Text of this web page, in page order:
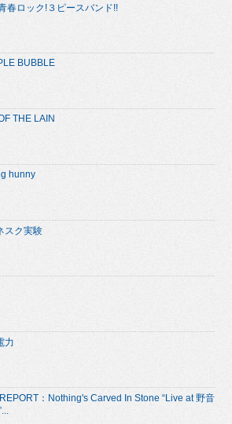
春ロック!３ピースバンド!!
BUBBLE
THE LAIN
hunny
スク実験
力
：Nothing's Carved In Stone “Live at 野音